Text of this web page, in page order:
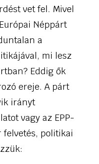
vet fel. Mivel
Néppárt
a
mi lesz
Eddig ők
ereje. A párt
irányt
vagy az EPP-
felvetés, politikai